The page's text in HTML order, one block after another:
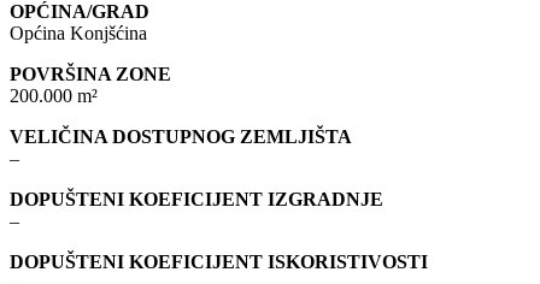
OPĆINA/GRAD
Općina Konjšćina
POVRŠINA ZONE
200.000 m²
VELIČINA DOSTUPNOG ZEMLJIŠTA
–
DOPUŠTENI KOEFICIJENT IZGRADNJE
–
DOPUŠTENI KOEFICIJENT ISKORISTIVOSTI